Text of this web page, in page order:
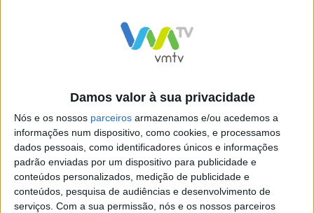
Damos valor à sua privacidade
Nós e os nossos parceiros armazenamos e/ou acedemos a
informações num dispositivo, como cookies, e processamos
dados pessoais, como identificadores únicos e informações
padrão enviadas por um dispositivo para publicidade e
conteúdos personalizados, medição de publicidade e
conteúdos, pesquisa de audiências e desenvolvimento de
serviços. Com a sua permissão, nós e os nossos parceiros
Atualmente, os utilizadores da Via Verde conseguem
nas autoestradas, abastecer o carro em postos de
combustíveis específicos e pagar estacionamentos.
Os utilizadores vão ter opção de ficar com a modalidade
só portagens, o Via Verde Autoestrada, ou passar para
o serviço com mais opções, o Via Verde Mobilidade. Este